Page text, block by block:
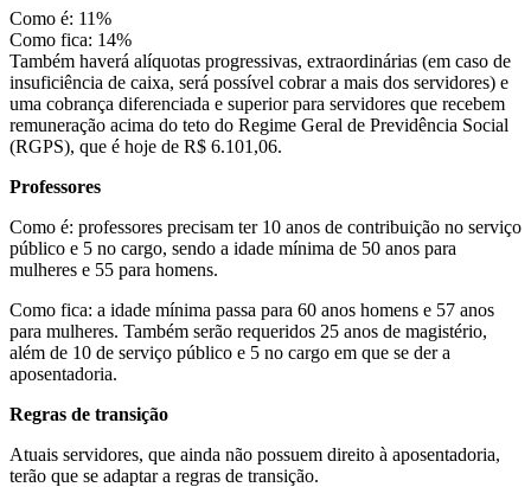
Como é: 11%
Como fica: 14%
Também haverá alíquotas progressivas, extraordinárias (em caso de
insuficiência de caixa, será possível cobrar a mais dos servidores) e
uma cobrança diferenciada e superior para servidores que recebem
remuneração acima do teto do Regime Geral de Previdência Social
(RGPS), que é hoje de R$ 6.101,06.
Professores
Como é: professores precisam ter 10 anos de contribuição no serviço
público e 5 no cargo, sendo a idade mínima de 50 anos para
mulheres e 55 para homens.
Como fica: a idade mínima passa para 60 anos homens e 57 anos
para mulheres. Também serão requeridos 25 anos de magistério,
além de 10 de serviço público e 5 no cargo em que se der a
aposentadoria.
Regras de transição
Atuais servidores, que ainda não possuem direito à aposentadoria,
terão que se adaptar a regras de transição.